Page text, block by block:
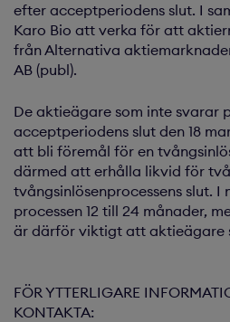
efter acceptperiodens slut. I
Karo Bio att verka för att
från Alternativa
AB (publ).
De aktieägare som inte svarar
acceptperiodens slut den 18
att bli föremål för en
därmed att erhålla likvid för
tvångsinlösenprocessens slut.
processen 12 till 24 månader,
är därför viktigt att aktieägare
FÖR YTTERLIGARE